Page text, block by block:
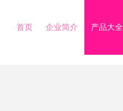
首页 企业简介 产品大全